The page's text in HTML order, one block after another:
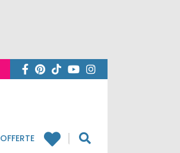
OFFERTE